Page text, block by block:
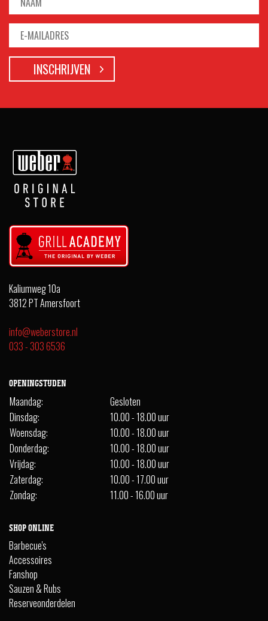
Kaliumweg 10a
3812 PT Amersfoort
info@weberstore.nl
033 - 303 6536
OPENINGSTIJDEN
Maandag:
Gesloten
Dinsdag:
10.00 - 18.00 uur
Woensdag:
10.00 - 18.00 uur
Donderdag:
10.00 - 18.00 uur
Vrijdag:
10.00 - 18.00 uur
Zaterdag:
10.00 - 17.00 uur
Zondag:
11.00 - 16.00 uur
SHOP ONLINE
Barbecue's
Accessoires
Fanshop
Sauzen & Rubs
Reserveonderdelen